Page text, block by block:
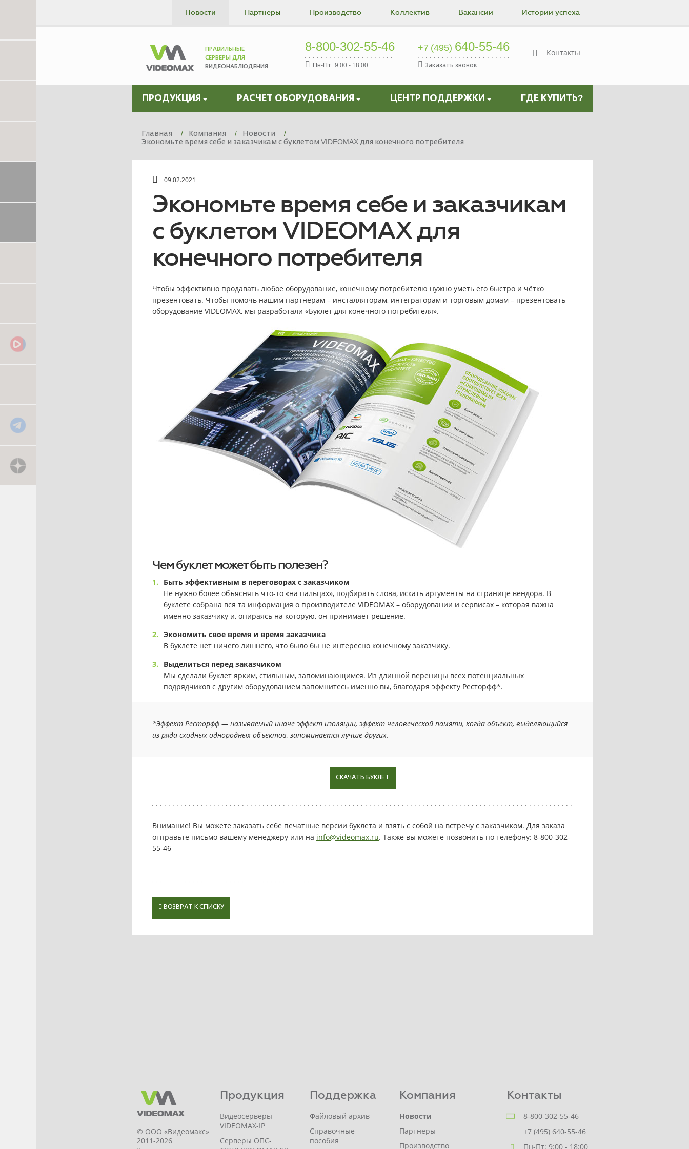
Новости Партнеры Производство Коллектив Вакансии Истории успеха
ПРАВИЛЬНЫЕ
СЕРВЕРЫ ДЛЯ
ВИДЕОНАБЛЮДЕНИЯ
8-800-302-55-46
Пн-Пт: 9:00 - 18:00
+7 (495) 640-55-46
Заказать звонок
Контакты
ПРОДУКЦИЯ РАСЧЕТ ОБОРУДОВАНИЯ ЦЕНТР ПОДДЕРЖКИ ГДЕ КУПИТЬ?
Главная Компания
Новости
Экономьте время себе и заказчикам с буклетом VIDEOMAX для конечного потребителя
09.02.2021
Экономьте время себе и заказчикам
с буклетом VIDEOMAX для
конечного потребителя
Чтобы эффективно продавать любое оборудование, конечному потребителю нужно уметь его быстро и чётко
презентовать. Чтобы помочь нашим партнёрам – инсталляторам, интеграторам и торговым домам – презентовать
оборудование VIDEOMAX, мы разработали «Буклет для конечного потребителя».
Чем буклет может быть полезен?
Быть эффективным в переговорах с заказчиком
Не нужно более объяснять что-то «на пальцах», подбирать слова, искать аргументы на странице вендора. В
буклете собрана вся та информация о производителе VIDEOMAX – оборудовании и сервисах – которая важна
именно заказчику и, опираясь на которую, он принимает решение.
Экономить свое время и время заказчика
В буклете нет ничего лишнего, что было бы не интересно конечному заказчику.
Выделиться перед заказчиком
Мы сделали буклет ярким, стильным, запоминающимся. Из длинной вереницы всех потенциальных
подрядчиков с другим оборудованием запомнитесь именно вы, благодаря эффекту Ресторфф*.
*Эффект Ресторфф — называемый иначе эффект изоляции, эффект человеческой памяти, когда объект, выделяющийся
из ряда сходных однородных объектов, запоминается лучше других.
СКАЧАТЬ БУКЛЕТ
Внимание! Вы можете заказать себе печатные версии буклета и взять с собой на встречу с заказчиком. Для заказа
отправьте письмо вашему менеджеру или на info@videomax.ru. Также вы можете позвонить по телефону: 8-800-302-
55-46
ВОЗВРАТ К СПИСКУ
© ООО «Видеомакс»
2011-2026
Контакты
8-800-302-55-46
+7 (495) 640-55-46
Пн-Пт: 9:00 - 18:00
Продукция
Видеосерверы
VIDEOMAX-IP
Серверы ОПС-
Поддержка
Файловый архив
Справочные
пособия
Компания
Новости
Партнеры
Производство